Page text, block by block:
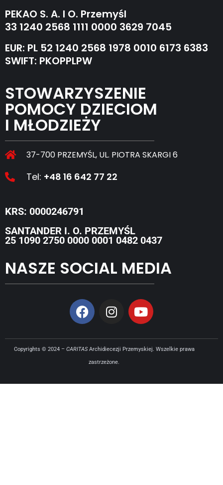
PEKAO S. A. I O. Przemyśl
33 1240 2568 1111 0000 3629 7045
EUR: PL 52 1240 2568 1978 0010 6173 6383
SWIFT: PKOPPLPW
STOWARZYSZENIE
POMOCY DZIECIOM
I MŁODZIEŻY
37-700 PRZEMYŚL, UL. PIOTRA SKARGI 6
Tel: +48 16 642 77 22
KRS: 0000246791
SANTANDER I. O. PRZEMYŚL
25 1090 2750 0000 0001 0482 0437
NASZE SOCIAL MEDIA
Copyrights © 2024 – CARITASArchidiecezji Przemyskiej. Wszelkie prawa
zastrzeżone.